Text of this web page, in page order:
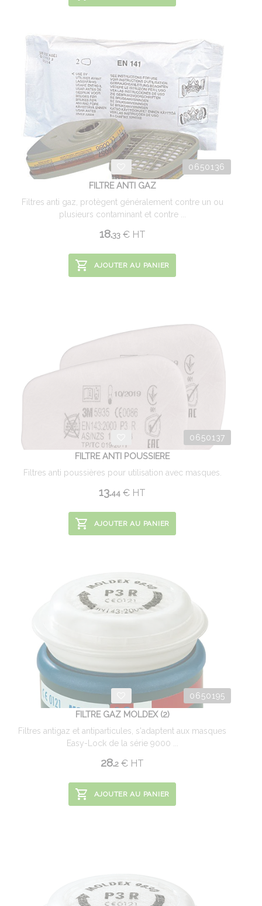
0650136
FILTRE ANTI GAZ
Filtres anti gaz, protègent généralement contre un ou
plusieurs contaminant et contre ...
18.33 €HT
AJOUTER AU PANIER
0650137
FILTRE ANTI POUSSIERE
Filtres anti poussières pour utilisation avec masques.
13.44 € HT
AJOUTER AU PANIER
0650195
FILTRE GAZ MOLDEX (2)
Filtres antigaz et antiparticules, s'adaptent aux masques
Easy-Lock de la série 9000 ...
28.2 € HT
AJOUTER AU PANIER